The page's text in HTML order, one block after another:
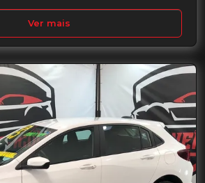
Ver mais